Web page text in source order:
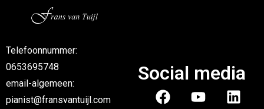
Telefoonnummer:
0653695748
email-algemeen:
pianist@fransvantuijl.com
Social media